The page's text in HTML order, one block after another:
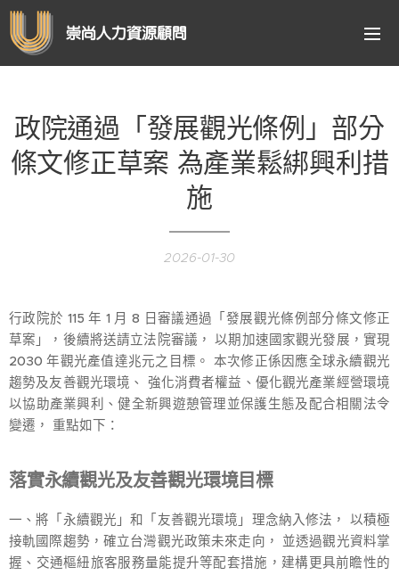
崇尚人力資源顧問
政院通過「發展觀光條例」部分
條文修正草案 為產業鬆綁興利措
施
2026-01-30
行政院於 115 年 1 月 8 日審議通過「發展觀光條例部分條文修正
草案」，後續將送請立法院審議， 以期加速國家觀光發展，實現
2030 年觀光產值達兆元之目標。 本次修正係因應全球永續觀光
趨勢及友善觀光環境、 強化消費者權益、優化觀光產業經營環境
以協助產業興利、健全新興遊憩管理並保護生態及配合相關法令
變遷， 重點如下：
落實永續觀光及友善觀光環境目標
一、將「永續觀光」和「友善觀光環境」理念納入修法， 以積極
接軌國際趨勢，確立台灣觀光政策未來走向， 並透過觀光資料掌
握、交通樞紐旅客服務量能提升等配套措施，建構更具前瞻性的